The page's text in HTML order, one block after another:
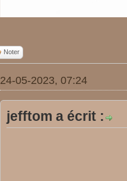
Noter
24-05-2023, 07:24
jefftom a écrit :